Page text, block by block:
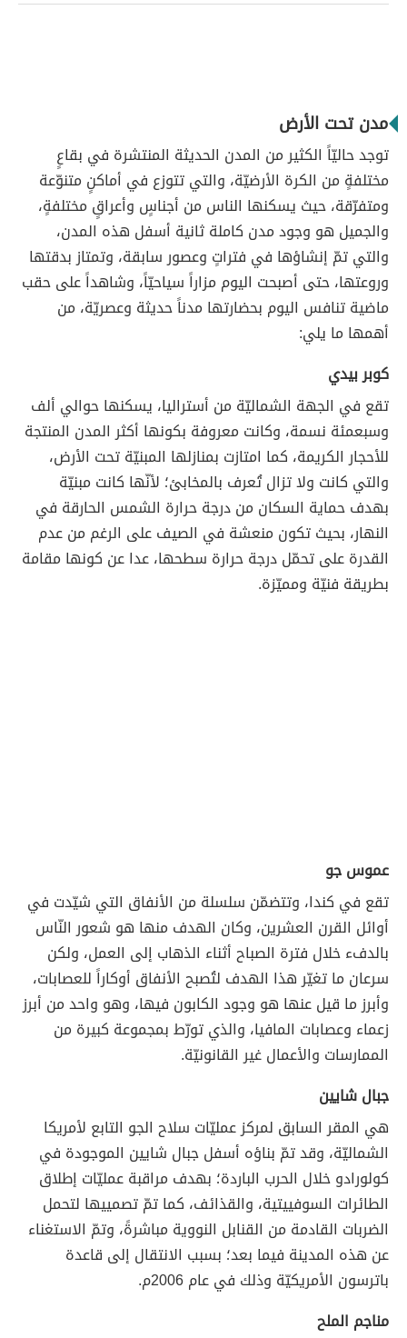
مدن تحت الأرض
توجد حاليّاً الكثير من المدن الحديثة المنتشرة في بقاعٍ
مختلفةٍ من الكرة الأرضيّة، والتي تتوزع في أماكنٍ متنوّعة
ومتفرّقة، حيث يسكنها الناس من أجناسٍ وأعراقٍ مختلفةٍ،
والجميل هو وجود مدن كاملة ثانية أسفل هذه المدن،
والتي تمّ إنشاؤها في فتراتٍ وعصور سابقة، وتمتاز بدقتها
وروعتها، حتى أصبحت اليوم مزاراً سياحيّاً، وشاهداً على حقب
ماضية تنافس اليوم بحضارتها مدناً حديثة وعصريّة، من
أهمها ما يلي:
كوبر بيدي
تقع في الجهة الشماليّة من أستراليا، يسكنها حوالي ألف
وسبعمئة نسمة، وكانت معروفة بكونها أكثر المدن المنتجة
للأحجار الكريمة، كما امتازت بمنازلها المبنيّة تحت الأرض،
والتي كانت ولا تزال تُعرف بالمخابئ؛ لأنّها كانت مبنيّة
بهدف حماية السكان من درجة حرارة الشمس الحارقة في
النهار، بحيث تكون منعشة في الصيف على الرغم من عدم
القدرة على تحمّل درجة حرارة سطحها، عدا عن كونها مقامة
بطريقة فنيّة ومميّزة.
عموس جو
تقع في كندا، وتتضمّن سلسلة من الأنفاق التي شيّدت في
أوائل القرن العشرين، وكان الهدف منها هو شعور النّاس
بالدفء خلال فترة الصباح أثناء الذهاب إلى العمل، ولكن
سرعان ما تغيّر هذا الهدف لتُصبح الأنفاق أوكاراً للعصابات،
وأبرز ما قيل عنها هو وجود الكابون فيها، وهو واحد من أبرز
زعماء وعصابات المافيا، والذي تورّط بمجموعة كبيرة من
الممارسات والأعمال غير القانونيّة.
جبال شايين
هي المقر السابق لمركز عمليّات سلاح الجو التابع لأمريكا
الشماليّة، وقد تمّ بناؤه أسفل جبال شايين الموجودة في
كولورادو خلال الحرب الباردة؛ بهدف مراقبة عمليّات إطلاق
الطائرات السوفييتية، والقذائف، كما تمّ تصمييها لتحمل
الضربات القادمة من القنابل النووية مباشرةً، وتمّ الاستغناء
عن هذه المدينة فيما بعد؛ بسبب الانتقال إلى قاعدة
باترسون الأمريكيّة وذلك في عام 2006م.
مناجم الملح